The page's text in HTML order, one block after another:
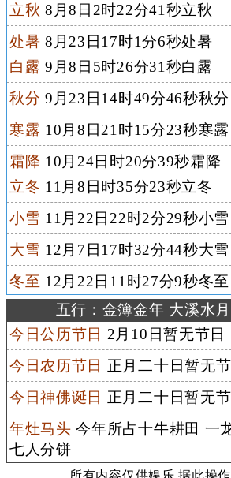
立秋 8月8日2时22分41秒立秋
处暑 8月23日17时1分6秒处暑
白露 9月8日5时26分31秒白露
秋分 9月23日14时49分46秒秋分
寒露 10月8日21时15分23秒寒露
霜降 10月24日时20分39秒霜降
立冬 11月8日时35分23秒立冬
小雪 11月22日22时2分29秒小雪
大雪 12月7日17时32分44秒大雪
冬至 12月22日11时27分9秒冬至
五行：金簿金年 大溪水
今日公历节日 2月10日暂无节日
今日农历节日 正月二十日暂无节
今日神佛诞日 正月二十日暂无节
年灶马头 今年所占十牛耕田 一
七人分饼
所有内容仅供娱乐 据此操